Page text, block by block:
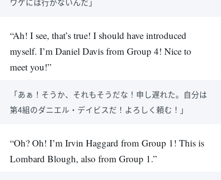
“Ah! I see, that’s true! I should have introduced
myself. I’m Daniel Davis from Group 4! Nice to
meet you!”
「あぁ！そうか、それもそうだな！申し遅れた。自分は
第4組のダニエル・デイビスだ！よろしく頼む！」
“Oh? Oh! I’m Irvin Haggard from Group 1! This is
Lombard Blough, also from Group 1.”